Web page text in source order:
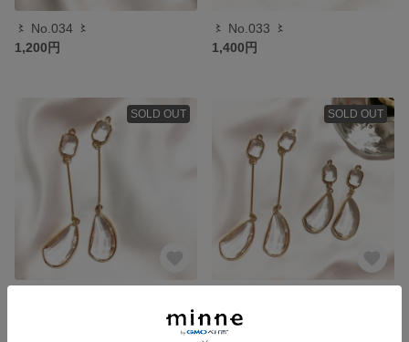
〻 No.034 〻
1,200円
〻 No.033 〻
1,400円
SOLD OUT SOLD OUT
1,500円